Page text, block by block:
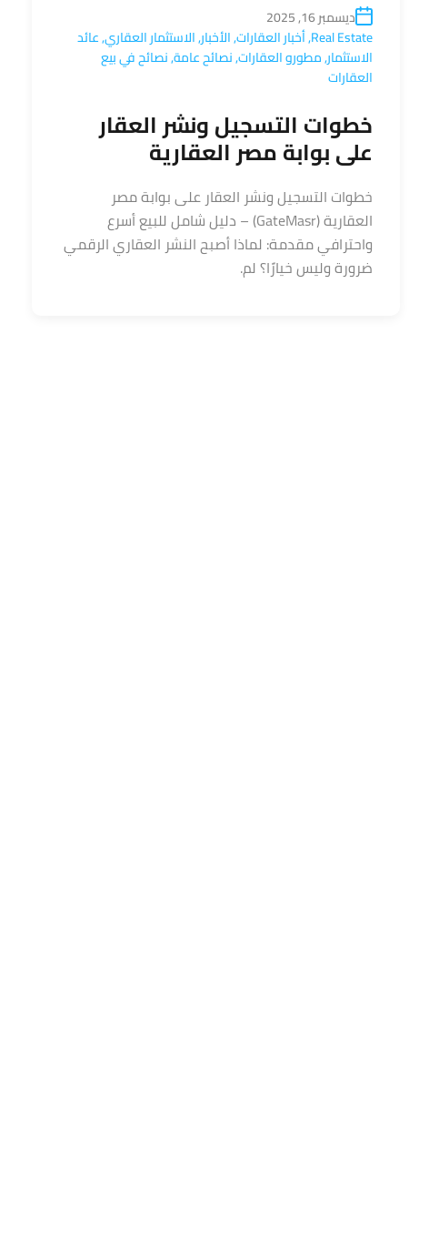
ديسمبر 16, 2025
Real Estate
,أخبار العقارات,الأخبار,الاستثمار العقاري,عائد
الاستثمار,مطورو العقارات,نصائح عامة,نصائح في بيع
العقارات
خطوات التسجيل ونشر العقار
على بوابة مصر العقارية
خطوات التسجيل ونشر العقار على بوابة مصر
العقارية (GateMasr) – دليل شامل للبيع أسرع
واحترافي مقدمة: لماذا أصبح النشر العقاري الرقمي
ضرورة وليس خيارًا؟ لم.